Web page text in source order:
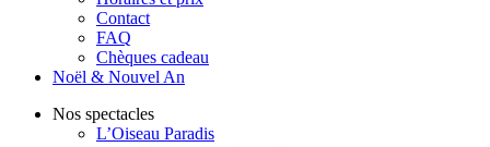
Contact
FAQ
Chèques cadeau
Noël & Nouvel An
Nos spectacles
L’Oiseau Paradis